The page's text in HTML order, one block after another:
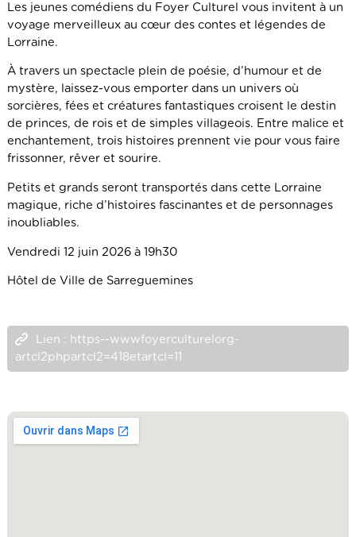
Les jeunes comédiens du Foyer Culturel vous invitent à un
voyage merveilleux au cœur des contes et légendes de
Lorraine.
À travers un spectacle plein de poésie, d’humour et de
mystère, laissez-vous emporter dans un univers où
sorcières, fées et créatures fantastiques croisent le destin
de princes, de rois et de simples villageois. Entre malice et
enchantement, trois histoires prennent vie pour vous faire
frissonner, rêver et sourire.
Petits et grands seront transportés dans cette Lorraine
magique, riche d’histoires fascinantes et de personnages
inoubliables.
Vendredi 12 juin 2026 à 19h30
Hôtel de Ville de Sarreguemines
Lien : https--wwwfoyerculturelorg-
artcl2phpartcl2=418etartcl=11